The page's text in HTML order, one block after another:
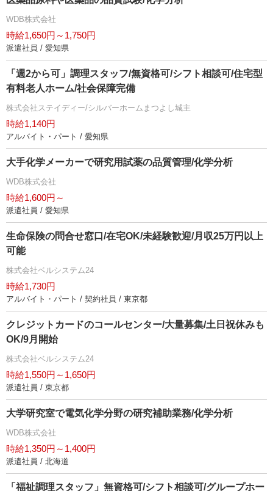
WDB株式会社
時給1,650円～1,750円
派遣社員 / 愛知県
「週2から可」調理スタッフ/無資格可/シフト相談可/住宅型
有料老人ホーム/社会保障完備
株式会社ステイディー/シルバーホームまつよし城主
時給1,140円
アルバイト・パート / 愛知県
大手化学メーカーで研究用試薬の品質管理/化学分析
WDB株式会社
時給1,600円～
派遣社員 / 愛知県
生命保険の問合せ窓口/在宅OK/未経験歓迎/月収25万円以上
可能
株式会社ベルシステム24
時給1,730円
アルバイト・パート / 契約社員 / 東京都
クレジットカードのコールセンター/大量募集/土日祝休みも
OK/9月開始
株式会社ベルシステム24
時給1,550円～1,650円
派遣社員 / 東京都
大学研究室で電気化学分野の研究補助業務/化学分析
WDB株式会社
時給1,350円～1,400円
派遣社員 / 北海道
「福祉調理スタッフ」無資格可/シフト相談可/グループホー